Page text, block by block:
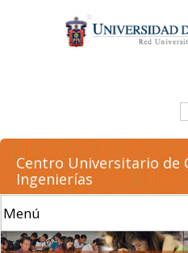
contenido
principal
Centro Universitario de
Ingenierías